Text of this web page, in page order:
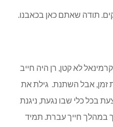
תודה שאתם כאן בכאבנו.
לא קטן, רן היה חייב
זמן, אבל השתנת. גילת את
בכל כלי שבו נגעת, ניגנת
במהלך חייך עברת. תמיד